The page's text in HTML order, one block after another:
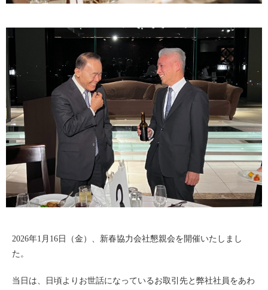
2026年1月16日（金）、新春協力会社懇親会を開催いたしまし
た。
当日は、日頃よりお世話になっているお取引先と弊社社員をあわ